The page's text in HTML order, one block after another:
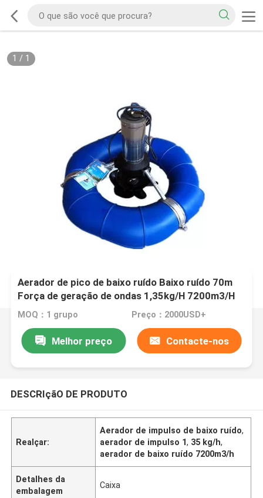
1 / 1
Aerador de pico de baixo ruído Baixo ruído 70m
Força de geração de ondas 1,35kg/H 7200m3/H
MOQ：1 grupo Preço：2000USD+
Melhor preço Contacte-nos
DESCRIçãO DE PRODUTO
Realçar:
Aerador de impulso de baixo ruído,
aerador de impulso 1, 35 kg/h,
aerador de baixo ruído 7200m3/h
Detalhes da
embalagem
Caixa